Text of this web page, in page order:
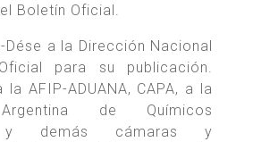
Boletín Oficial.
Dése a la Dirección Nacional
para su publicación.
la AFIP-ADUANA, CAPA, a la
de Químicos
y demás cámaras y